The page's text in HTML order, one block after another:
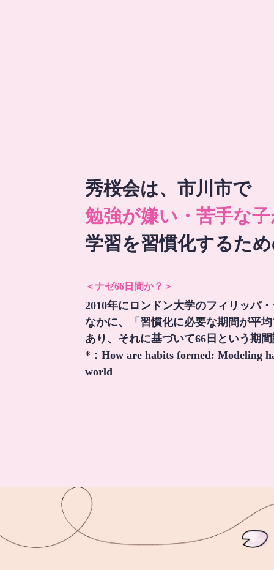
秀桜会は、市川市で
勉強が嫌い・苦手な
学習を習慣化するた
＜ナゼ66日間か？＞
2010年にロンドン大学のフィリッパ
なかに、「習慣化に必要な期間が平
あり、それに基づいて66日という期
*：How are habits formed: Modeling
world